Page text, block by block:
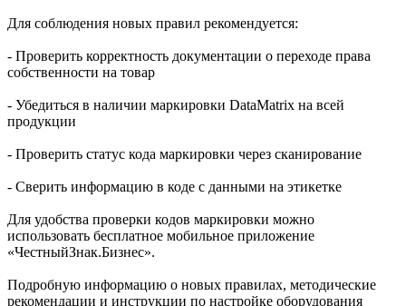
Для соблюдения новых правил рекомендуется:
- Проверить корректность документации о переходе права
собственности на товар
- Убедиться в наличии маркировки DataMatrix на всей
продукции
- Проверить статус кода маркировки через сканирование
- Сверить информацию в коде с данными на этикетке
Для удобства проверки кодов маркировки можно
использовать бесплатное мобильное приложение
«ЧестныйЗнак.Бизнес».
Подробную информацию о новых правилах, методические
рекомендации и инструкции по настройке оборудования